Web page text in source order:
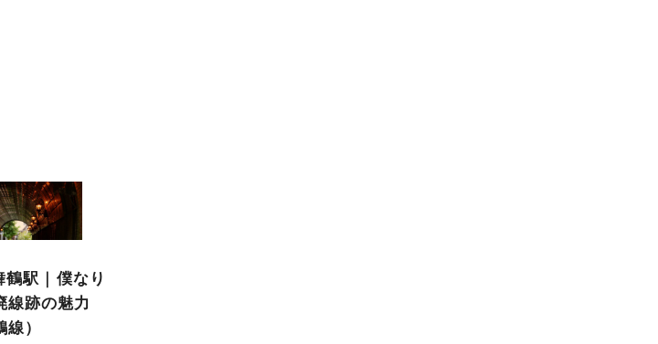
駅｜僕なり
線跡の魅力
線）